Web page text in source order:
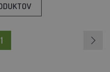
1